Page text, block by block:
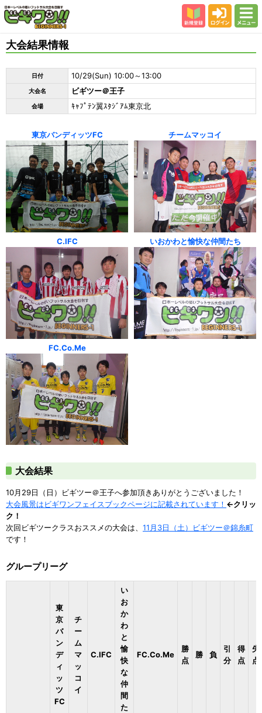
会場
大会結果
よくある質問
参加者の声
大会結果情報
日付 10/29(Sun) 10:00～13:00
大会名 ビギツー＠王子
会場 ｷｬﾌﾟﾃﾝ翼ｽﾀｼﾞｱﾑ東京北
東京バンディッツFC チームマッコイ
C.IFC いおかわと愉快な仲間たち
FC.Co.Me
大会結果
10月29日（日）ビギツー＠王子へ参加頂きありがとうございました！
大会風景はビギワンフェイスブックページに記載されています！ ←クリッ
ク！
次回ビギツークラスおススメの大会は、 11月3日（土）ビギツー＠錦糸町
です！
グループリーグ
東
京
バ
ン
デ
ィ
ッ
ツ
FC
チ
ー
ム
マ
ッ
コ
イ
C.IFC
い
お
か
わ
と
愉
快
な
仲
間
た
FC.Co.Me
勝
点
勝 負
引
分
得
点
失
点